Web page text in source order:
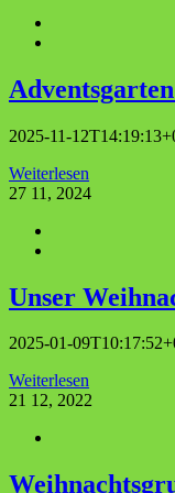
2025-11-
Weiterlesen
27 11, 2024
Unser
2025-01-
Weiterlesen
21 12, 2022